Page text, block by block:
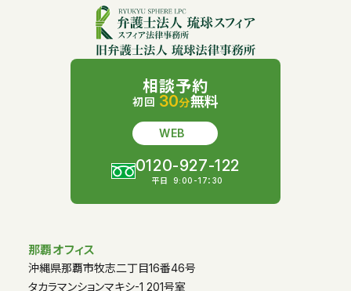
相談予約
初回 30分無料
WEB
0120-927-122
平日 9:00-17：30
那覇オフィス
沖縄県那覇市牧志二丁目16番46号
タカラマンションマキシ-1 201号室